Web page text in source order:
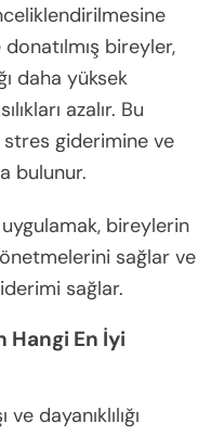
bireyler,
daha yüksek
azalır. Bu
stres giderimine ve
bulunur.
bireylerin
sağlar ve
sağlar.
Hangi En İyi
dayanıklılığı